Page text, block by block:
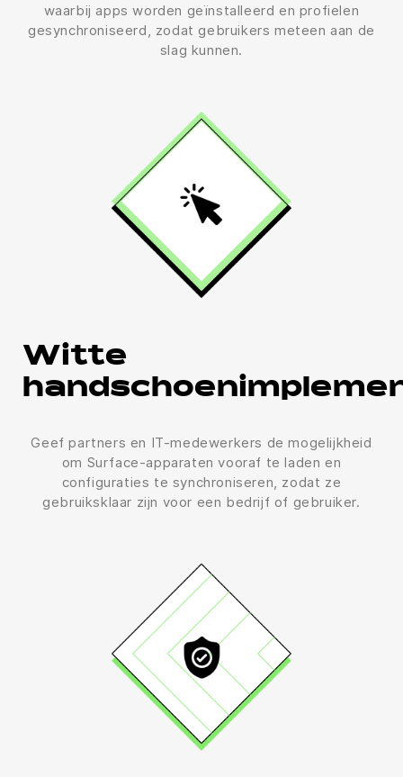
waarbij apps worden geïnstalleerd en profielen
gesynchroniseerd, zodat gebruikers meteen aan de
slag kunnen.
Witte
Geef partners en IT-medewerkers de mogelijkheid
om Surface-apparaten vooraf te laden en
configuraties te synchroniseren, zodat ze
gebruiksklaar zijn voor een bedrijf of gebruiker.